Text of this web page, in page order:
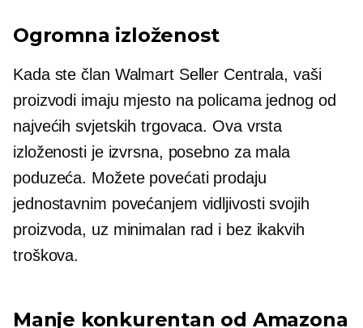
Ogromna izloženost
Kada ste član Walmart Seller Centrala, vaši
proizvodi imaju mjesto na policama jednog od
najvećih svjetskih trgovaca. Ova vrsta
izloženosti je izvrsna, posebno za mala
poduzeća. Možete povećati prodaju
jednostavnim povećanjem vidljivosti svojih
proizvoda, uz minimalan rad i bez ikakvih
troškova.
Manje konkurentan od Amazona